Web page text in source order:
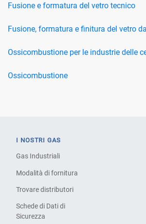
Fusione e formatura del vetro tecnico
Fusione, formatura e finitura del vetro
Ossicombustione per le industrie delle
Ossicombustione
I NOSTRI GAS
Gas Industriali
Modalità di fornitura
Trovare distributori
Schede di Dati di
Sicurezza